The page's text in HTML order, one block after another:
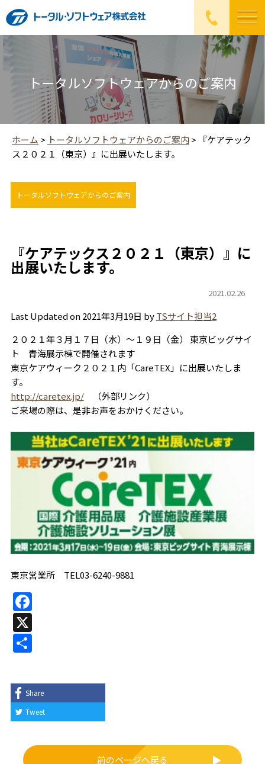
トータルソフトウェアからのご案内
ホーム > トータルソフトウェアからのご案内>
『ケアテック
ス２０２１（東京）』に出展いたします。
トータルソフトウェアからのご案内
『ケアテックス２０２１（東京）』に
出展いたします。
2021.02.26
Last Updated on 2021年3月19日 byTSサイト担当2
２０２１年３月１７日（水）～１９日（金） 東京ビッグサイ
ト 青海展示棟で開催されます
東京ケアウィーク２０２１内「CareTEX」に出展いたしま
す。
http://caretex.jp/（外部リンク）
ご来場の際は、是非お声をおかけください。
東京営業所 TEL03-6240-9881
F
a
c
e
b
o
o
X
共
Share
Tweet
前のページへ戻る